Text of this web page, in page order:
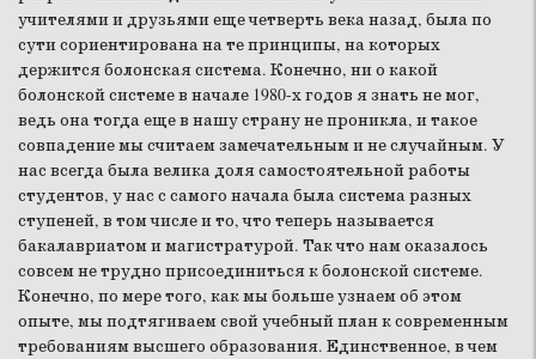
учителями и друзьями еще четверть века назад, была по
сути сориентирована на те принципы, на которых
держится болонская система. Конечно, ни о какой
болонской системе в начале 1980-х годов я знать не мог,
ведь она тогда еще в нашу страну не проникла, и такое
совпадение мы считаем замечательным и не случайным. У
нас всегда была велика доля самостоятельной работы
студентов, у нас с самого начала была система разных
ступеней, в том числе и то, что теперь называется
бакалавриатом и магистратурой. Так что нам оказалось
совсем не трудно присоединиться к болонской системе.
Конечно, по мере того, как мы больше узнаем об этом
опыте, мы подтягиваем свой учебный план к современным
требованиям высшего образования. Единственное, в чем